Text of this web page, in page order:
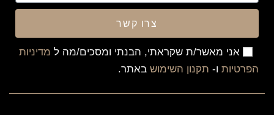
אני מאשר/ת שקראתי, הבנתי ומסכים/מה ל מדיניות
הפרטיות ו- תקנון השימוש באתר.
צרו קשר